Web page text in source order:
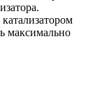
максимально